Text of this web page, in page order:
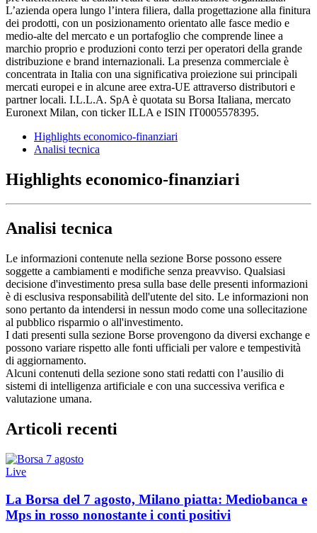
L’azienda opera lungo l’intera filiera, dalla progettazione alla finitura
dei prodotti, con un posizionamento orientato alle fasce medio e
medio-alte del mercato e un portafoglio che comprende linee a
marchio proprio e produzioni conto terzi per operatori della grande
distribuzione e brand internazionali. La presenza commerciale è
concentrata in Italia con una significativa proiezione sui principali
mercati europei e in alcune aree extra-UE attraverso distributori e
partner locali. I.L.L.A. SpA è quotata su Borsa Italiana, mercato
Euronext Milan, con ticker ILLA e ISIN IT0005578395.
Highlights economico-finanziari
Analisi tecnica
Highlights economico-finanziari
Analisi tecnica
Le informazioni contenute nella sezione Borse possono essere
soggette a cambiamenti e modifiche senza preavviso. Qualsiasi
decisione d'investimento presa sulla base delle presenti informazioni
è di esclusiva responsabilità dell'utente del sito. Le informazioni non
sono pertanto da intendersi in nessun modo come una sollecitazione
al pubblico risparmio o all'investimento.
I dati presenti sulla sezione Borse provengono da diversi exchange e
possono variare rispetto alle fonti ufficiali per valore e tempestività
di aggiornamento.
Alcuni contenuti della sezione sono stati redatti con l’ausilio di
sistemi di intelligenza artificiale e con una successiva verifica e
valutazione umana.
Articoli recenti
Live
La Borsa del 7 agosto, Milano piatta: Mediobanca e
Mps in rosso nonostante i conti positivi